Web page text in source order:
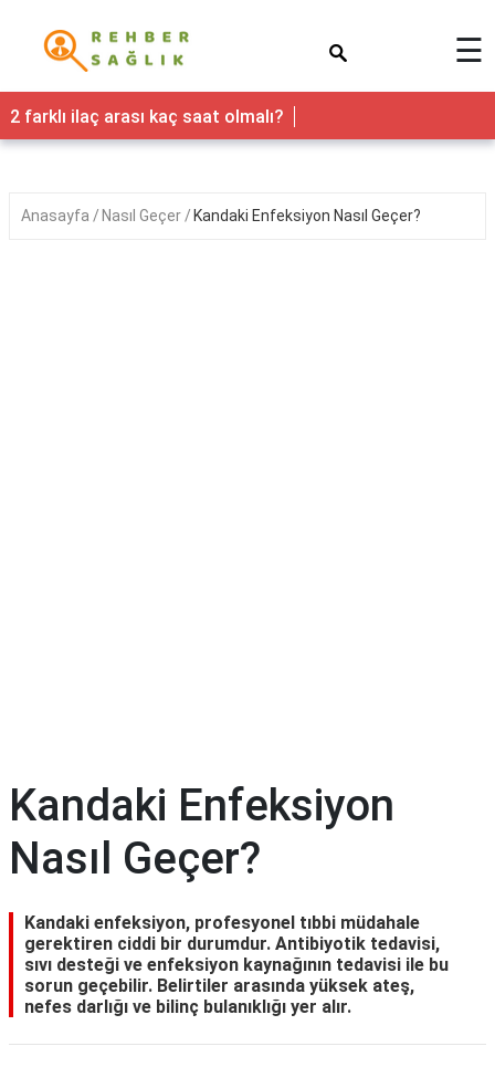
Sağlık
Yaşam
Nedir
☰
2 farklı ilaç arası kaç saat olmalı?
Anasayfa Nasıl Geçer Kandaki Enfeksiyon Nasıl Geçer?
Kandaki Enfeksiyon
Nasıl Geçer?
Kandaki enfeksiyon, profesyonel tıbbi müdahale
gerektiren ciddi bir durumdur. Antibiyotik tedavisi,
sıvı desteği ve enfeksiyon kaynağının tedavisi ile bu
sorun geçebilir. Belirtiler arasında yüksek ateş,
nefes darlığı ve bilinç bulanıklığı yer alır.